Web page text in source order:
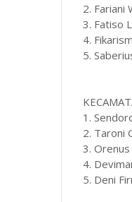
2. Fariani
3. Fatiso
4.
5.
1.
2. Taroni
3.
4.
5. Deni